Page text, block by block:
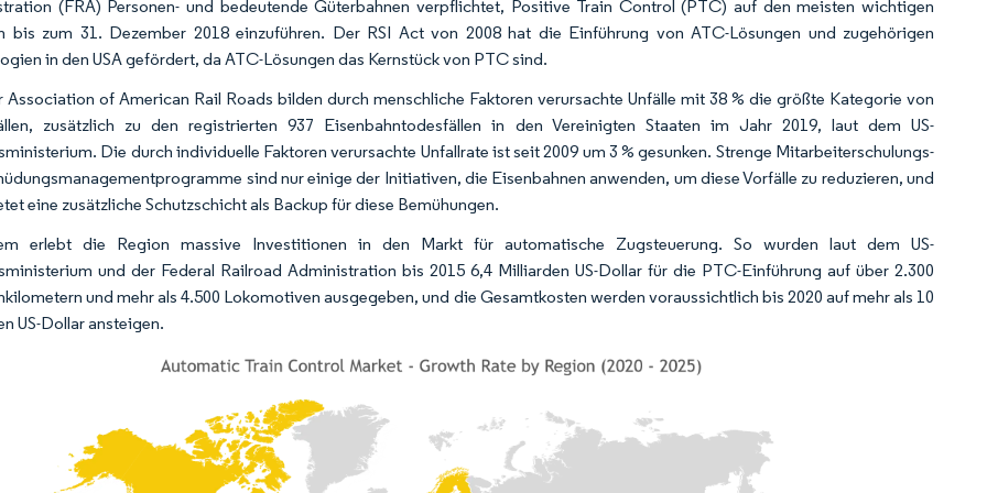
(FRA) Personen- und bedeutende Güterbahnen verpflichtet, Positive Train Control (PTC) auf den meisten wichtigen
bis zum 31. Dezember 2018 einzuführen. Der RSI Act von 2008 hat die Einführung von ATC-Lösungen und zugehörigen
in den USA gefördert, da ATC-Lösungen das Kernstück von PTC sind.
Association of American Rail Roads bilden durch menschliche Faktoren verursachte Unfälle mit 38 % die größte Kategorie von
zusätzlich zu den registrierten 937 Eisenbahntodesfällen in den Vereinigten Staaten im Jahr 2019, laut dem US-
Die durch individuelle Faktoren verursachte Unfallrate ist seit 2009 um 3 % gesunken. Strenge Mitarbeiterschulungs-
sind nur einige der Initiativen, die Eisenbahnen anwenden, um diese Vorfälle zu reduzieren, und
eine zusätzliche Schutzschicht als Backup für diese Bemühungen.
erlebt die Region massive Investitionen in den Markt für automatische Zugsteuerung. So wurden laut dem US-
und der Federal Railroad Administration bis 2015 6,4 Milliarden US-Dollar für die PTC-Einführung auf über 2.300
und mehr als 4.500 Lokomotiven ausgegeben, und die Gesamtkosten werden voraussichtlich bis 2020 auf mehr als 10
US-Dollar ansteigen.